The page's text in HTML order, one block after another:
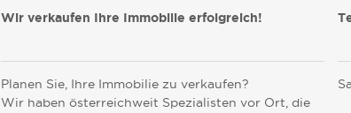
Wir verkaufen Ihre Immobilie erfolgreich!
Planen Sie, Ihre Immobilie zu verkaufen?
Wir haben österreichweit Spezialisten vor Ort, die